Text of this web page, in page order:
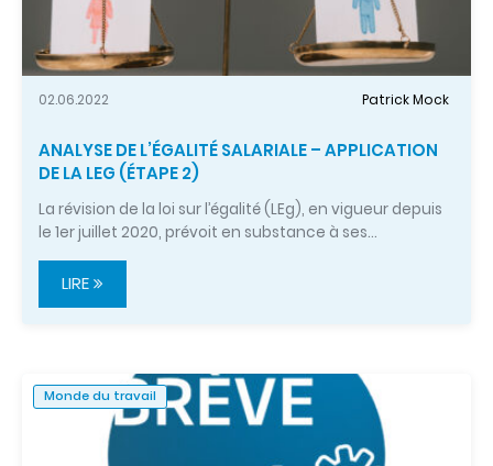
02.06.2022 Patrick Mock
ANALYSE DE L’ÉGALITÉ SALARIALE – APPLICATION
DE LA LEG (ÉTAPE 2)
La révision de la loi sur l’égalité (LEg), en vigueur depuis
le 1er juillet 2020, prévoit en substance à ses…
LIRE
Monde du travail